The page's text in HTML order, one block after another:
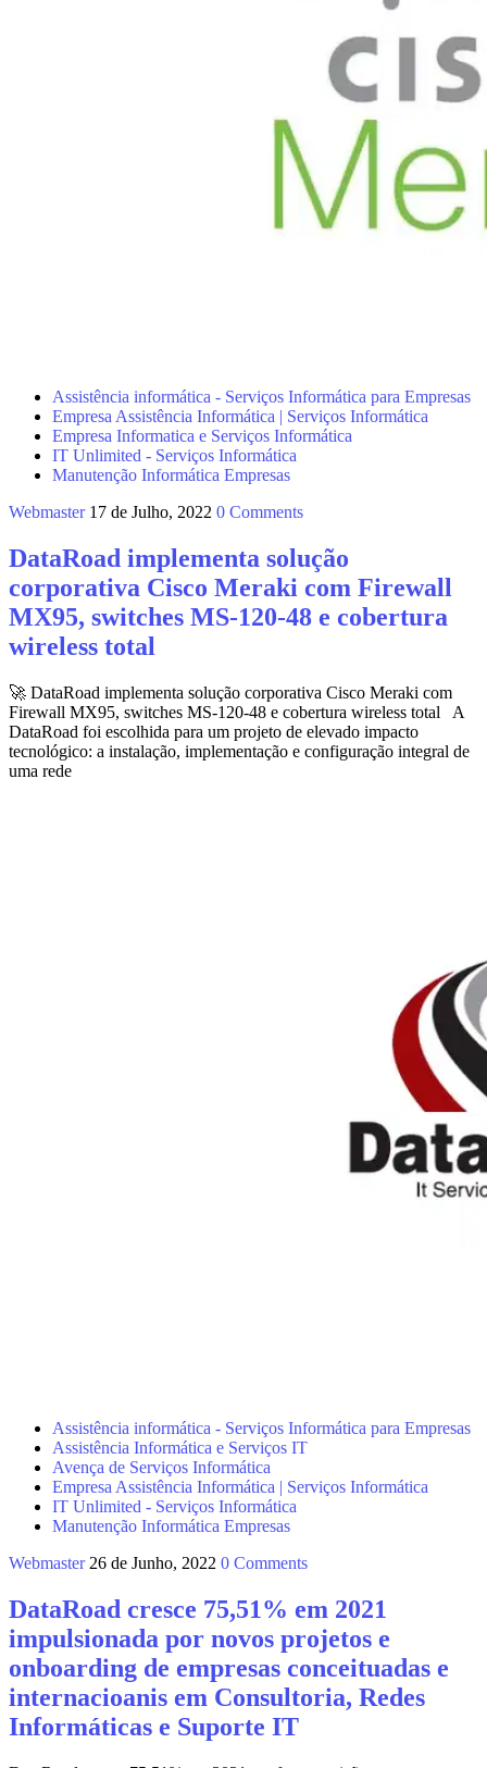
Assistência informática - Serviços Informática para Empresas
Empresa Assistência Informática | Serviços Informática
Empresa Informatica e Serviços Informática
IT Unlimited - Serviços Informática
Manutenção Informática Empresas
Webmaster 17 de Julho, 2022 0 Comments
DataRoad implementa solução
corporativa Cisco Meraki com Firewall
MX95, switches MS‑120‑48 e cobertura
wireless total
🚀 DataRoad implementa solução corporativa Cisco Meraki com
Firewall MX95, switches MS‑120‑48 e cobertura wireless total A
DataRoad foi escolhida para um projeto de elevado impacto
tecnológico: a instalação, implementação e configuração integral de
uma rede
Assistência informática - Serviços Informática para Empresas
Assistência Informática e Serviços IT
Avença de Serviços Informática
Empresa Assistência Informática | Serviços Informática
IT Unlimited - Serviços Informática
Manutenção Informática Empresas
Webmaster 26 de Junho, 2022 0 Comments
DataRoad cresce 75,51% em 2021
impulsionada por novos projetos e
onboarding de empresas conceituadas e
internacioanis em Consultoria, Redes
Informáticas e Suporte IT